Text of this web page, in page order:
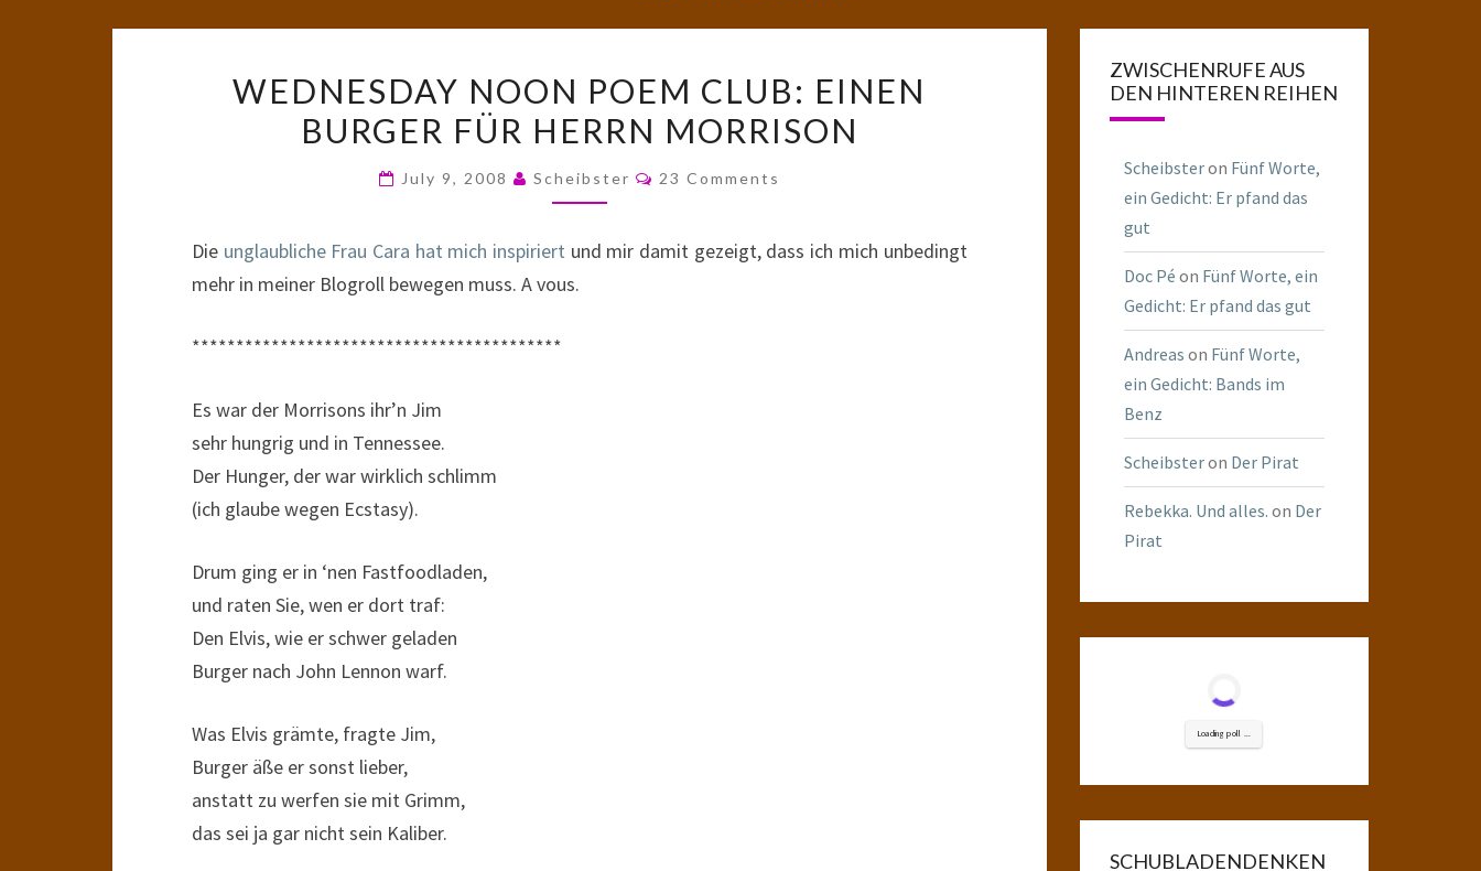
NOON
POEM
EINEN
FÜR
HERRN
WEDNESDAY NOON POEM CLUB: EINEN
BURGER FÜR HERRN MORRISON
July 9, 2008 Scheibster Comments
23 Comments
Die unglaubliche Frau Cara hat mich inspiriert und mir damit gezeigt, dass ich mich unbedingt
mehr in meiner Blogroll bewegen muss. A vous.
******************************************
Es war der Morrisons ihr’n Jim
sehr hungrig und in Tennessee.
Der Hunger, der war wirklich schlimm
(ich glaube wegen Ecstasy).
Drum ging er in ‘nen Fastfoodladen,
und raten Sie, wen er dort traf:
Den Elvis, wie er schwer geladen
Burger nach John Lennon warf.
Was Elvis grämte, fragte Jim,
Burger äße er sonst lieber,
anstatt zu werfen sie mit Grimm,
das sei ja gar nicht sein Kaliber.
ZWISCHENRUFE AUS
DEN HINTEREN REIHEN
Scheibsteron Fünf Worte,
ein Gedicht: Er pfand das
gut
Doc Pé on Fünf Worte, ein
Gedicht: Er pfand das gut
Andreas on Fünf Worte,
ein Gedicht: Bands im
Benz
Scheibsteron Der Pirat
Rebekka. Und alles. on Der
Pirat
Loading poll ...
SCHUBLADENDENKEN